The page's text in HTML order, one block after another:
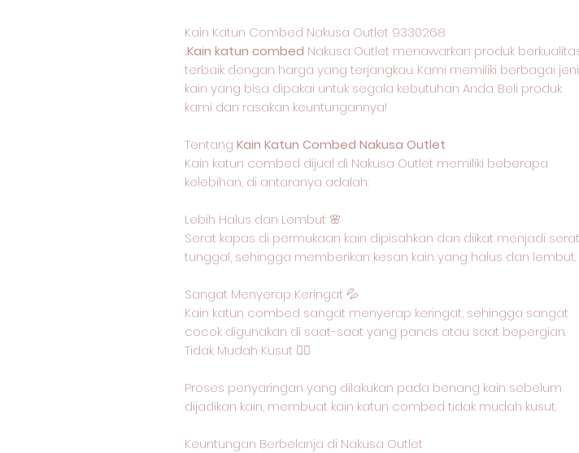
Kain Katun Combed Nakusa Outlet 9330268
.Kain katun combed Nakusa Outlet menawarkan produk
terbaik dengan harga yang terjangkau. Kami memiliki berbagai
kain yang bisa dipakai untuk segala kebutuhan Anda. Beli produk
kami dan rasakan keuntungannya!
Tentang Kain Katun Combed Nakusa Outlet
Kain katun combed dijual di Nakusa Outlet memiliki beberapa
kelebihan, di antaranya adalah:
Lebih Halus dan Lembut 🌸
Serat kapas di permukaan kain dipisahkan dan diikat menjadi serat
tunggal, sehingga memberikan kesan kain yang halus dan lembut.
Sangat Menyerap Keringat 💦
Kain katun combed sangat menyerap keringat, sehingga sangat
cocok digunakan di saat-saat yang panas atau saat bepergian.
Tidak Mudah Kusut 🙅‍♂️
Proses penyaringan yang dilakukan pada benang kain sebelum
dijadikan kain, membuat kain katun combed tidak mudah kusut.
Keuntungan Berbelanja di Nakusa Outlet